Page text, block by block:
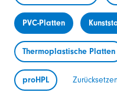
PVC-Platten
Thermoplastische Platten
proHPL Zurücksetzen